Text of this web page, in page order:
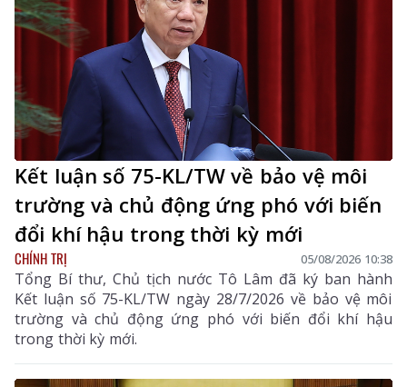
Kết luận số 75-KL/TW về bảo vệ môi
trường và chủ động ứng phó với biến
đổi khí hậu trong thời kỳ mới
CHÍNH TRỊ 05/08/2026 10:38
Tổng Bí thư, Chủ tịch nước Tô Lâm đã ký ban hành
Kết luận số 75-KL/TW ngày 28/7/2026 về bảo vệ môi
trường và chủ động ứng phó với biến đổi khí hậu
trong thời kỳ mới.